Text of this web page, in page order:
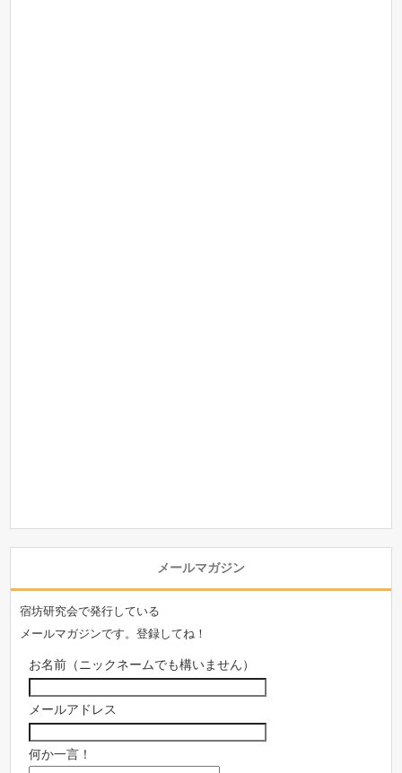
メールマガジン
宿坊研究会で発行している
メールマガジンです。登録してね！
お名前（ニックネームでも構いません）
メールアドレス
何か一言！